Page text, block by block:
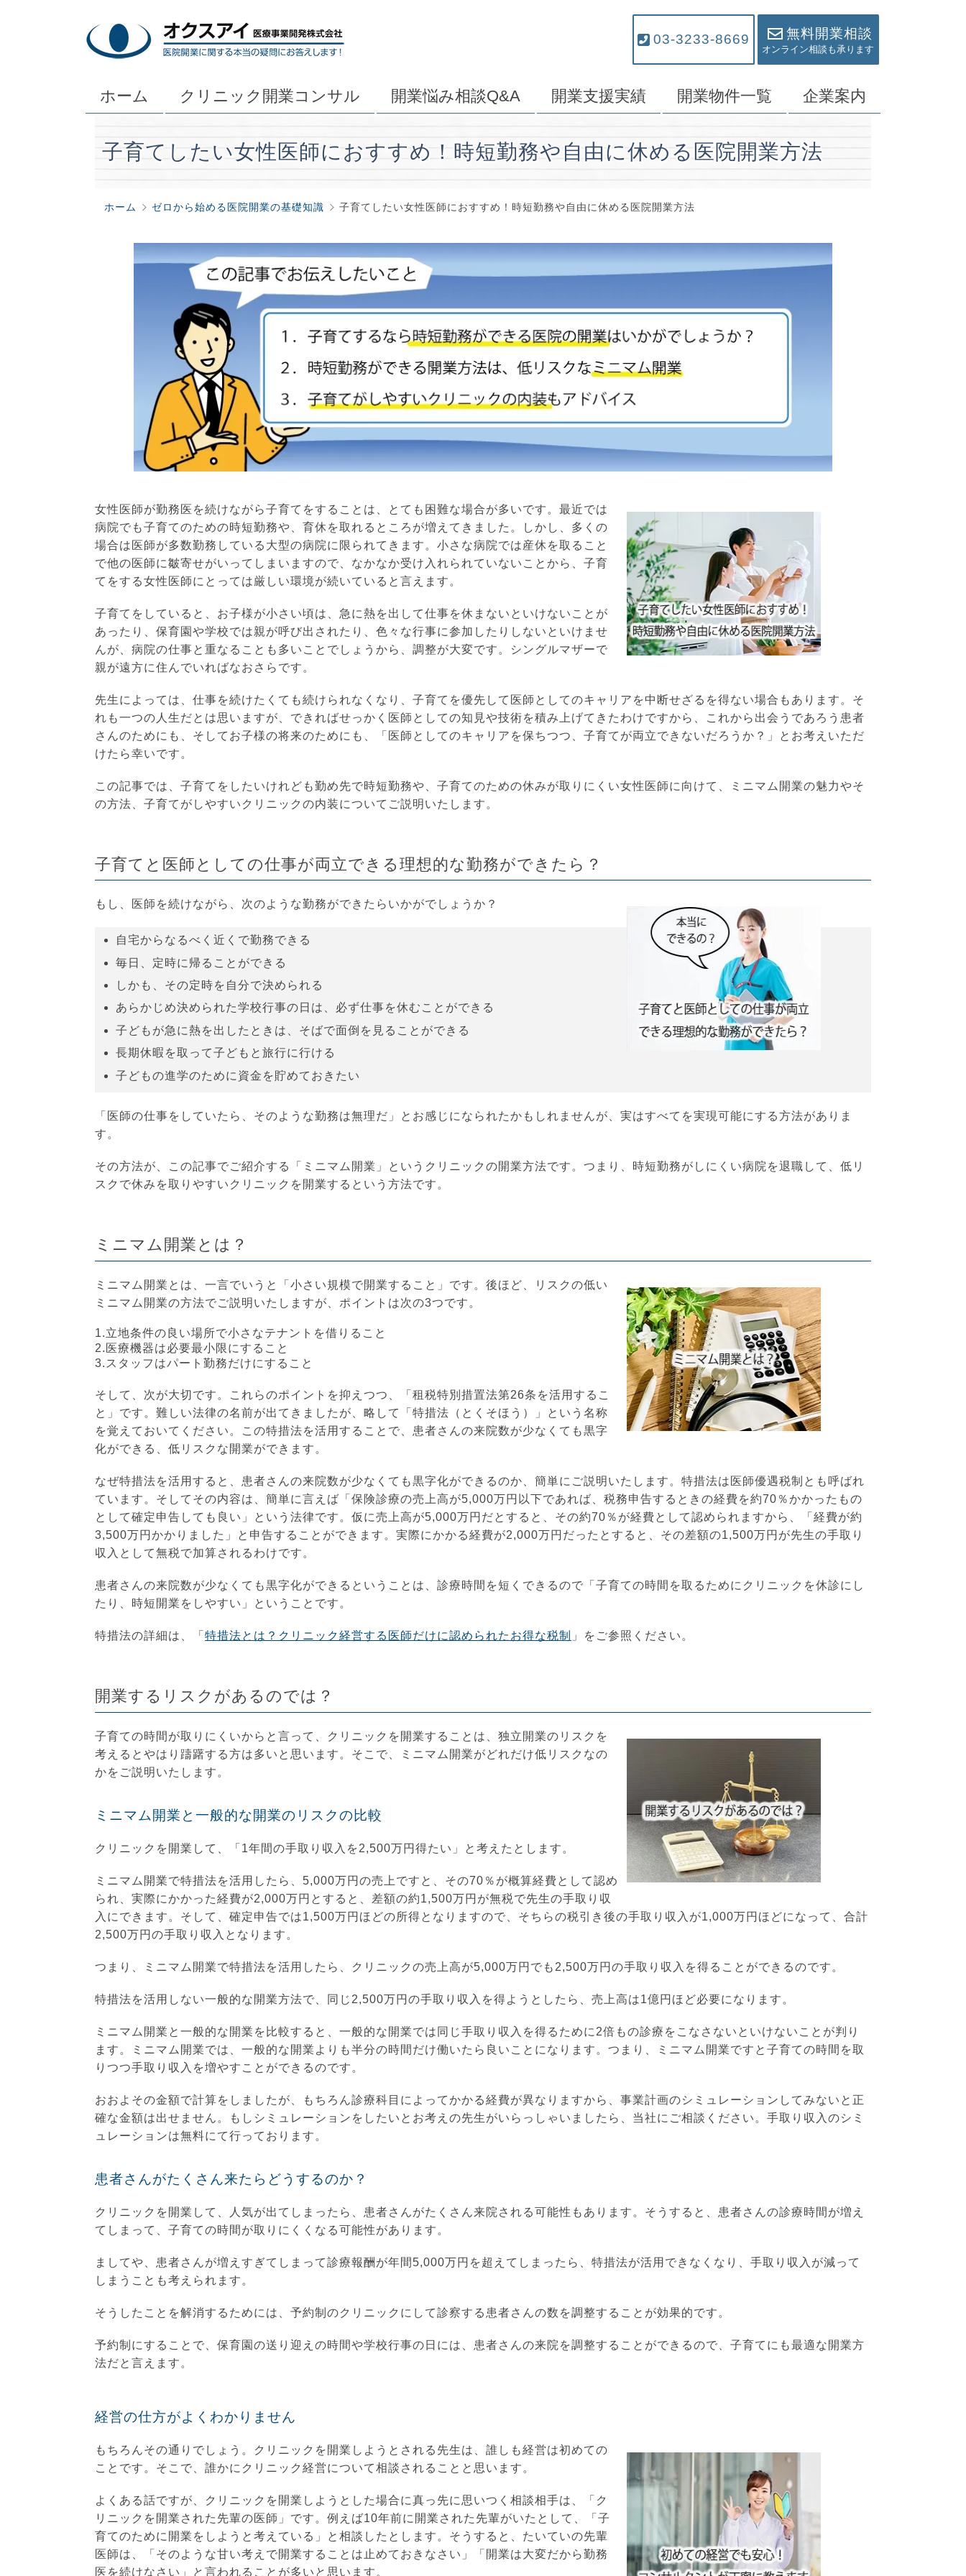
03-3233-8669 無料開業相談
オンライン相談も承ります
ホーム クリニック開業コンサル 開業悩み相談Q&A 開業支援実績 開業物件一覧 企業案内
子育てしたい女性医師におすすめ！時短勤務や自由に休める医院開業方法
ホーム ゼロから始める医院開業の基礎知識 子育てしたい女性医師におすすめ！時短勤務や自由に休める医院開業方法
女性医師が勤務医を続けながら子育てをすることは、とても困難な場合が多いです。最近では
病院でも子育てのための時短勤務や、育休を取れるところが増えてきました。しかし、多くの
場合は医師が多数勤務している大型の病院に限られてきます。小さな病院では産休を取ること
で他の医師に皺寄せがいってしまいますので、なかなか受け入れられていないことから、子育
てをする女性医師にとっては厳しい環境が続いていると言えます。
子育てをしていると、お子様が小さい頃は、急に熱を出して仕事を休まないといけないことが
あったり、保育園や学校では親が呼び出されたり、色々な行事に参加したりしないといけませ
んが、病院の仕事と重なることも多いことでしょうから、調整が大変です。シングルマザーで
親が遠方に住んでいればなおさらです。
先生によっては、仕事を続けたくても続けられなくなり、子育てを優先して医師としてのキャリアを中断せざるを得ない場合もあります。そ
れも一つの人生だとは思いますが、できればせっかく医師としての知見や技術を積み上げてきたわけですから、これから出会うであろう患者
さんのためにも、そしてお子様の将来のためにも、「医師としてのキャリアを保ちつつ、子育てが両立できないだろうか？」とお考えいただ
けたら幸いです。
この記事では、子育てをしたいけれども勤め先で時短勤務や、子育てのための休みが取りにくい女性医師に向けて、ミニマム開業の魅力やそ
の方法、子育てがしやすいクリニックの内装についてご説明いたします。
子育てと医師としての仕事が両立できる理想的な勤務ができたら？
もし、医師を続けながら、次のような勤務ができたらいかがでしょうか？
自宅からなるべく近くで勤務できる
毎日、定時に帰ることができる
しかも、その定時を自分で決められる
あらかじめ決められた学校行事の日は、必ず仕事を休むことができる
子どもが急に熱を出したときは、そばで面倒を見ることができる
長期休暇を取って子どもと旅行に行ける
子どもの進学のために資金を貯めておきたい
「医師の仕事をしていたら、そのような勤務は無理だ」とお感じになられたかもしれませんが、実はすべてを実現可能にする方法がありま
す。
その方法が、この記事でご紹介する「ミニマム開業」というクリニックの開業方法です。つまり、時短勤務がしにくい病院を退職して、低リ
スクで休みを取りやすいクリニックを開業するという方法です。
ミニマム開業とは？
ミニマム開業とは、一言でいうと「小さい規模で開業すること」です。後ほど、リスクの低い
ミニマム開業の方法でご説明いたしますが、ポイントは次の3つです。
1.立地条件の良い場所で小さなテナントを借りること
2.医療機器は必要最小限にすること
3.スタッフはパート勤務だけにすること
そして、次が大切です。これらのポイントを抑えつつ、「租税特別措置法第26条を活用するこ
と」です。難しい法律の名前が出てきましたが、略して「特措法（とくそほう）」という名称
を覚えておいてください。この特措法を活用することで、患者さんの来院数が少なくても黒字
化ができる、低リスクな開業ができます。
なぜ特措法を活用すると、患者さんの来院数が少なくても黒字化ができるのか、簡単にご説明いたします。特措法は医師優遇税制とも呼ばれ
ています。そしてその内容は、簡単に言えば「保険診療の売上高が5,000万円以下であれば、税務申告するときの経費を約70％かかったもの
として確定申告しても良い」という法律です。仮に売上高が5,000万円だとすると、その約70％が経費として認められますから、「経費が約
3,500万円かかりました」と申告することができます。実際にかかる経費が2,000万円だったとすると、その差額の1,500万円が先生の手取り
収入として無税で加算されるわけです。
患者さんの来院数が少なくても黒字化ができるということは、診療時間を短くできるので「子育ての時間を取るためにクリニックを休診にし
たり、時短開業をしやすい」ということです。
特措法の詳細は、「 特措法とは？クリニック経営する医師だけに認められたお得な税制 」をご参照ください。
開業するリスクがあるのでは？
子育ての時間が取りにくいからと言って、クリニックを開業することは、独立開業のリスクを
考えるとやはり躊躇する方は多いと思います。そこで、ミニマム開業がどれだけ低リスクなの
かをご説明いたします。
ミニマム開業と一般的な開業のリスクの比較
クリニックを開業して、「1年間の手取り収入を2,500万円得たい」と考えたとします。
ミニマム開業で特措法を活用したら、5,000万円の売上ですと、その70％が概算経費として認め
られ、実際にかかった経費が2,000万円とすると、差額の約1,500万円が無税で先生の手取り収
入にできます。そして、確定申告では1,500万円ほどの所得となりますので、そちらの税引き後の手取り収入が1,000万円ほどになって、合計
2,500万円の手取り収入となります。
つまり、ミニマム開業で特措法を活用したら、クリニックの売上高が5,000万円でも2,500万円の手取り収入を得ることができるのです。
特措法を活用しない一般的な開業方法で、同じ2,500万円の手取り収入を得ようとしたら、売上高は1億円ほど必要になります。
ミニマム開業と一般的な開業を比較すると、一般的な開業では同じ手取り収入を得るために2倍もの診療をこなさないといけないことが判り
ます。ミニマム開業では、一般的な開業よりも半分の時間だけ働いたら良いことになります。つまり、ミニマム開業ですと子育ての時間を取
りつつ手取り収入を増やすことができるのです。
おおよその金額で計算をしましたが、もちろん診療科目によってかかる経費が異なりますから、事業計画のシミュレーションしてみないと正
確な金額は出せません。もしシミュレーションをしたいとお考えの先生がいらっしゃいましたら、当社にご相談ください。手取り収入のシミ
ュレーションは無料にて行っております。
患者さんがたくさん来たらどうするのか？
クリニックを開業して、人気が出てしまったら、患者さんがたくさん来院される可能性もあります。そうすると、患者さんの診療時間が増え
てしまって、子育ての時間が取りにくくなる可能性があります。
ましてや、患者さんが増えすぎてしまって診療報酬が年間5,000万円を超えてしまったら、特措法が活用できなくなり、手取り収入が減って
しまうことも考えられます。
そうしたことを解消するためには、予約制のクリニックにして診察する患者さんの数を調整することが効果的です。
予約制にすることで、保育園の送り迎えの時間や学校行事の日には、患者さんの来院を調整することができるので、子育てにも最適な開業方
法だと言えます。
経営の仕方がよくわかりません
もちろんその通りでしょう。クリニックを開業しようとされる先生は、誰しも経営は初めての
ことです。そこで、誰かにクリニック経営について相談されることと思います。
よくある話ですが、クリニックを開業しようとした場合に真っ先に思いつく相談相手は、「ク
リニックを開業された先輩の医師」です。例えば10年前に開業された先輩がいたとして、「子
育てのために開業をしようと考えている」と相談したとします。そうすると、たいていの先輩
医師は、「そのような甘い考えで開業することは止めておきなさい」「開業は大変だから勤務
医を続けなさい」と言われることが多いと思います。